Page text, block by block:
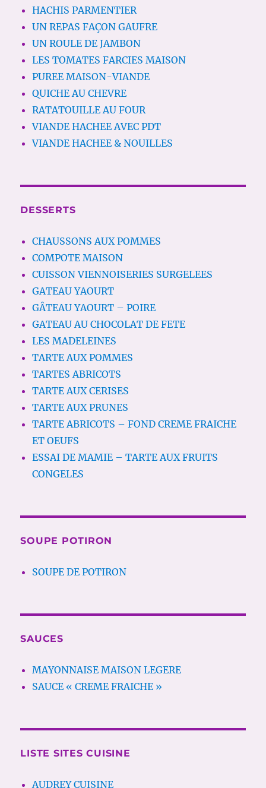
HACHIS PARMENTIER
UN REPAS FAÇON GAUFRE
UN ROULE DE JAMBON
LES TOMATES FARCIES MAISON
PUREE MAISON-VIANDE
QUICHE AU CHEVRE
RATATOUILLE AU FOUR
VIANDE HACHEE AVEC PDT
VIANDE HACHEE & NOUILLES
DESSERTS
CHAUSSONS AUX POMMES
COMPOTE MAISON
CUISSON VIENNOISERIES SURGELEES
GATEAU YAOURT
GÂTEAU YAOURT – POIRE
GATEAU AU CHOCOLAT DE FETE
LES MADELEINES
TARTE AUX POMMES
TARTES ABRICOTS
TARTE AUX CERISES
TARTE AUX PRUNES
TARTE ABRICOTS – FOND CREME FRAICHE
ET OEUFS
ESSAI DE MAMIE – TARTE AUX FRUITS
CONGELES
SOUPE POTIRON
SOUPE DE POTIRON
SAUCES
MAYONNAISE MAISON LEGERE
SAUCE « CREME FRAICHE »
LISTE SITES CUISINE
AUDREY CUISINE